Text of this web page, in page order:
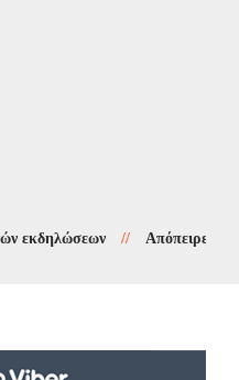
// Απόπειρες